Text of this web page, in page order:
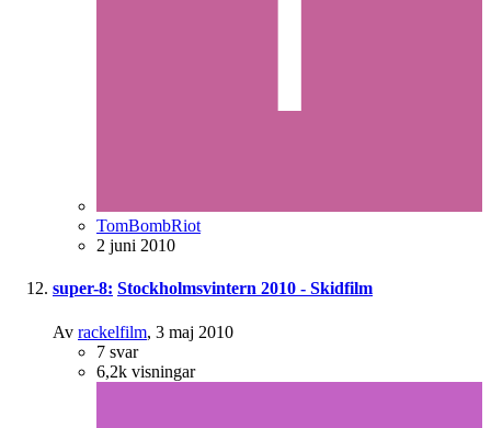
TomBombRiot
2 juni 2010
super-8: Stockholmsvintern 2010 - Skidfilm
Av rackelfilm, 3 maj 2010
7 svar
6,2k visningar